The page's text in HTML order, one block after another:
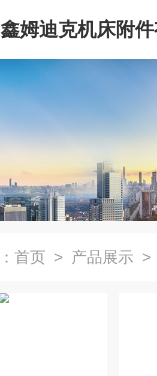
姆迪克机床附
首页 > 产品展示